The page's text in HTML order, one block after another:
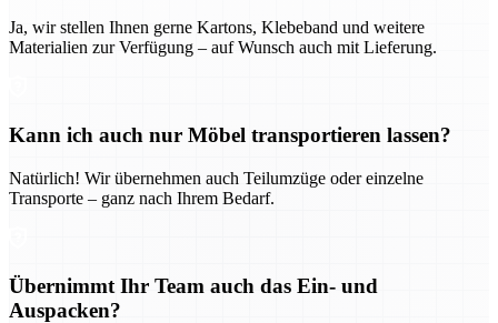
Ja, wir stellen Ihnen gerne Kartons, Klebeband und weitere
Materialien zur Verfügung – auf Wunsch auch mit Lieferung.
Kann ich auch nur Möbel transportieren lassen?
Natürlich! Wir übernehmen auch Teilumzüge oder einzelne
Transporte – ganz nach Ihrem Bedarf.
Übernimmt Ihr Team auch das Ein- und
Auspacken?